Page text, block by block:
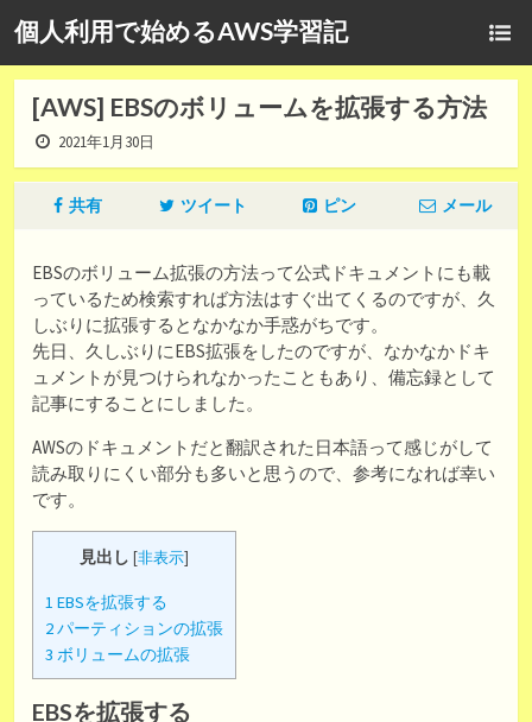
個人利用で始めるAWS学習記
[AWS] EBSのボリュームを拡張する方法
2021年1月30日
共有 ツイート ピン メール
EBSのボリューム拡張の方法って公式ドキュメントにも載
っているため検索すれば方法はすぐ出てくるのですが、久
しぶりに拡張するとなかなか手惑がちです。
先日、久しぶりにEBS拡張をしたのですが、なかなかドキ
ュメントが見つけられなかったこともあり、備忘録として
記事にすることにしました。
AWSのドキュメントだと翻訳された日本語って感じがして
読み取りにくい部分も多いと思うので、参考になれば幸い
です。
見出し [非表示]
1 EBSを拡張する
2パーティションの拡張
3 ボリュームの拡張
EBSを拡張する